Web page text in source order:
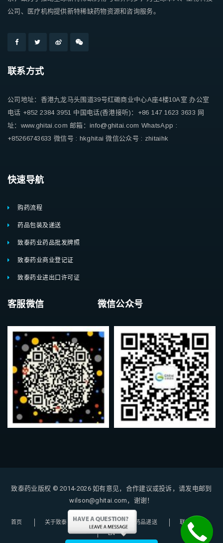
公司、医疗机构提供新特稀缺药物资源和咨询服务。
联系方式
公司地址：香港九龙马头围道39号红磡商业中心A座4楼10A室 办公室
电话 +852 2384 3951 中国电话(香港接听)：+86 147 1623 3633 网
址：www.ghitai.com 邮箱：info@ghitai.com WhatsApp :
+85266743633 微信号 : hkghitai 微信公众号 : zhitaihk
快速导航
购药流程
药品包装及递送
致泰药业药品批发牌照
致泰药业商业登记证
致泰药业进出口许可证
客服微信 微信公众号
致泰药业版权 © 2014-2026如有意见，合作建议或投诉，请发电邮到
wilson@ghitai.com，谢谢！
首页 关于致泰 购药指南 药品递送
联系我们
EN